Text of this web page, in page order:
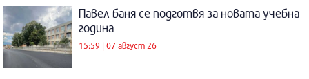
Павел баня се подготвя за новата учебна
година
15:59 | 07 август 26